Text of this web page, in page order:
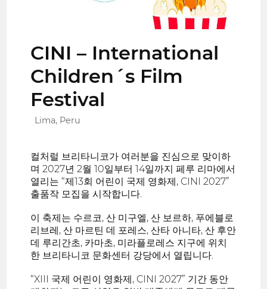
CINI – International
Children´s Film
Festival
Lima, Peru
컬처럴 브리타니코가 여러분을 진심으로 맞이하
며 2027년 2월 10일부터 14일까지 페루 리마에서
열리는 “제13회 어린이 국제 영화제, CINI 2027”
출품작 모집을 시작합니다.
이 축제는 수르코, 산 미구엘, 산 보르하, 푸에블로
리브레, 산 마르틴 데 포레스, 산타 아니타, 산 후안
데 루리간초, 카마초, 미라플로레스 지구에 위치
한 브리타니코 문화센터 강당에서 열립니다.
“XIII 국제 어린이 영화제, CINI 2027” 기간 동안